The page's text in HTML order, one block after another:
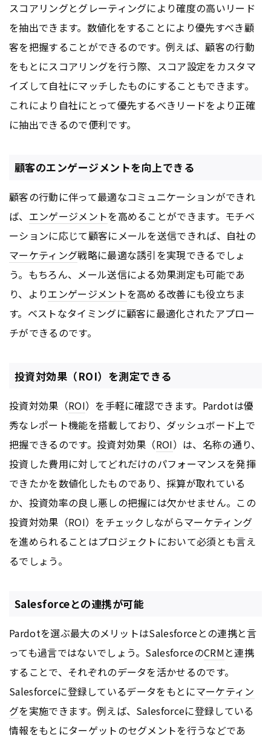
スコアリングとグレーティングにより確度の高いリード
を抽出できます。数値化をすることにより優先すべき顧
客を把握することができるのです。例えば、顧客の行動
をもとにスコアリングを行う際、スコア設定をカスタマ
イズして自社にマッチしたものにすることもできます。
これにより自社にとって優先するべきリードをより正確
に抽出できるので便利です。
顧客のエンゲージメントを向上できる
顧客の行動に伴って最適なコミュニケーションができれ
ば、 エンゲージメントを高めることができます。モチベ
ーションに応じて顧客にメールを送信できれば、自社の
マーケティング戦略に最適な誘引を実現できるでしょ
う。もちろん、メール送信による効果測定も可能であ
り、よりエンゲージメントを高める改善にも役立ちま
す。ベストなタイミングに顧客に最適化されたアプロー
チができるのです。
投資対効果（ROI）を測定できる
投資対効果（ROI）を手軽に確認できます。Pardotは優
秀なレポート機能を搭載しており、ダッシュボード上で
把握できるのです。投資対効果（ROI）は、名称の通り、
投資した費用に対してどれだけのパフォーマンスを発揮
できたかを数値化したものであり、採算が取れている
か、投資効率の良し悪しの把握には欠かせません。この
投資対効果（ROI）をチェックしながらマーケティング
を進められることはプロジェクトにおいて必須とも言え
るでしょう。
Salesforceとの連携が可能
Pardotを選ぶ最大のメリットはSalesforceとの連携と言
っても過言ではないでしょう。SalesforceのCRMと連携
することで、それぞれのデータを活かせるのです。
Salesforceに登録しているデータをもとにマーケティン
グを実施できます。例えば、Salesforceに登録している
情報をもとにターゲットのセグメントを行うなどであ